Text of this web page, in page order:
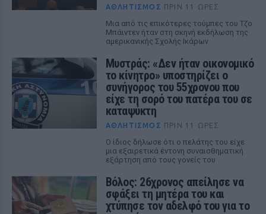
ΑΘΛΗΤΙΣΜΌΣ ΠΡΙΝ 11 ΏΡΕΣ
Μια από τις επικότερες τούμπες του Τζο
Μπάιντεν ήταν στη σκηνή εκδήλωση της
αμερικανικής Σχολής Ικάρων
Μυστράς: «Δεν ήταν οικονομικό
το κίνητρο» υποστηρίζει ο
συνήγορος του 55χρονου που
είχε τη σορό του πατέρα του σε
καταψύκτη
ΑΘΛΗΤΙΣΜΌΣ ΠΡΙΝ 11 ΏΡΕΣ
Ο ίδιος δήλωσε ότι ο πελάτης του είχε
μια εξαιρετικά έντονη συναισθηματική
εξάρτηση από τους γονείς του
Βόλος: 26χρονος απείλησε να
σφάξει τη μητέρα του και
χτύπησε τον αδελφό του για το